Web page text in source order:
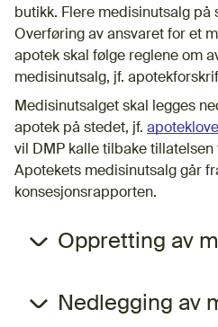
butikk. Flere medisinutsalg på
Overføring av ansvaret for et
apotek skal følge reglene om
medisinutsalg, jf.
Medisinutsalget skal legges
apotek på stedet, jf.
vil DMP kalle tilbake
Apotekets medisinutsalg går
konsesjonsrapporten.
Oppretting av
Nedlegging av